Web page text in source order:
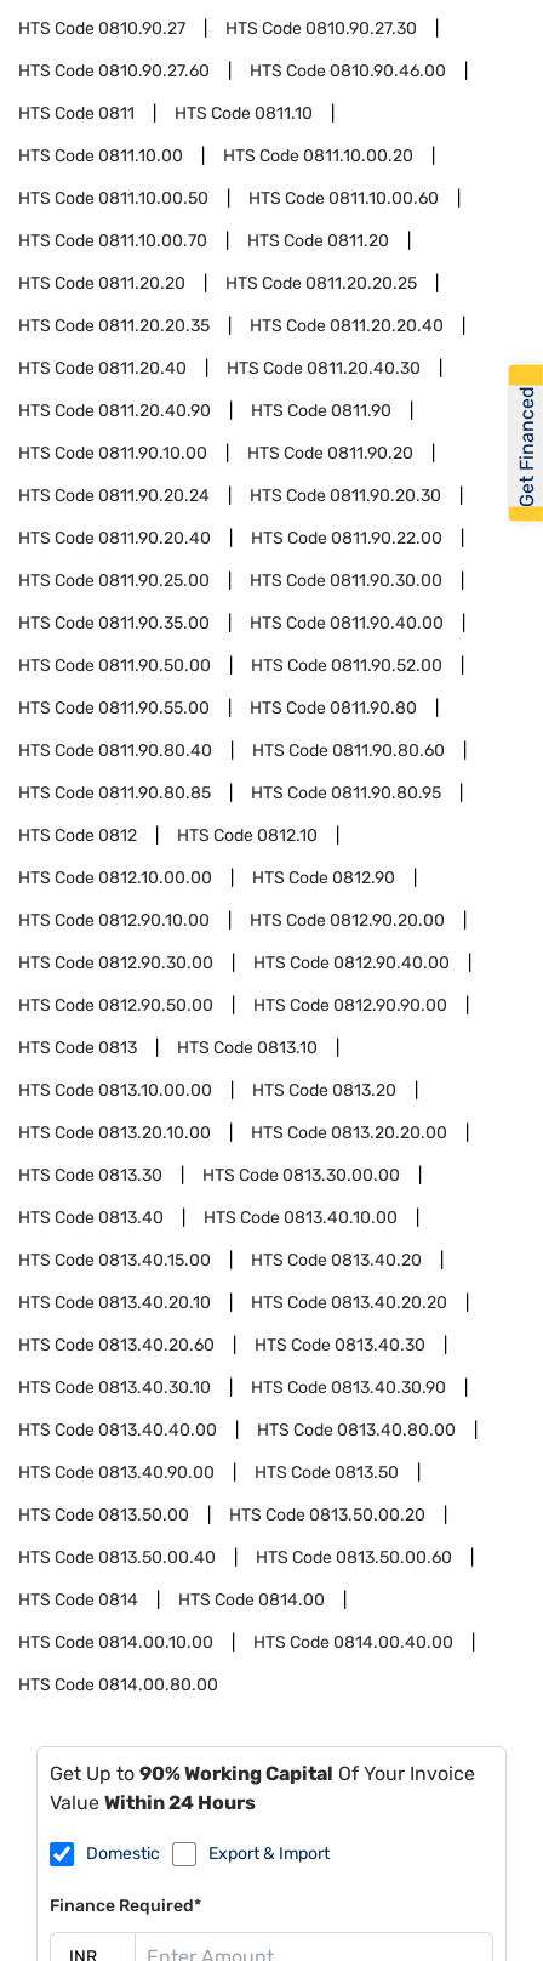
HTS Code0810.90.27 HTS Code0810.90.27.30
HTS Code0810.90.27.60 HTS Code0810.90.46.00
HTS Code0811 HTS Code0811.10
HTS Code0811.10.00 HTS Code0811.10.00.20
HTS Code0811.10.00.50 HTS Code0811.10.00.60
HTS Code0811.10.00.70 HTS Code0811.20
HTS Code0811.20.20 HTS Code0811.20.20.25
HTS Code0811.20.20.35 HTS Code0811.20.20.40
HTS Code0811.20.40 HTS Code0811.20.40.30
HTS Code0811.20.40.90 HTS Code0811.90
HTS Code0811.90.10.00 HTS Code0811.90.20
HTS Code0811.90.20.24 HTS Code0811.90.20.30
HTS Code0811.90.20.40 HTS Code0811.90.22.00
HTS Code0811.90.25.00 HTS Code0811.90.30.00
HTS Code0811.90.35.00 HTS Code0811.90.40.00
HTS Code0811.90.50.00 HTS Code0811.90.52.00
HTS Code0811.90.55.00 HTS Code0811.90.80
HTS Code0811.90.80.40 HTS Code0811.90.80.60
HTS Code0811.90.80.85 HTS Code0811.90.80.95
HTS Code0812 HTS Code0812.10
HTS Code0812.10.00.00 HTS Code0812.90
HTS Code0812.90.10.00 HTS Code0812.90.20.00
HTS Code0812.90.30.00 HTS Code0812.90.40.00
HTS Code0812.90.50.00 HTS Code0812.90.90.00
HTS Code0813 HTS Code0813.10
HTS Code0813.10.00.00 HTS Code0813.20
HTS Code0813.20.10.00 HTS Code0813.20.20.00
HTS Code0813.30 HTS Code0813.30.00.00
HTS Code0813.40 HTS Code0813.40.10.00
HTS Code0813.40.15.00 HTS Code0813.40.20
HTS Code0813.40.20.10 HTS Code0813.40.20.20
HTS Code0813.40.20.60 HTS Code0813.40.30
HTS Code0813.40.30.10 HTS Code0813.40.30.90
HTS Code0813.40.40.00 HTS Code0813.40.80.00
HTS Code0813.40.90.00 HTS Code0813.50
HTS Code0813.50.00 HTS Code0813.50.00.20
HTS Code0813.50.00.40 HTS Code0813.50.00.60
HTS Code0814 HTS Code0814.00
HTS Code0814.00.10.00 HTS Code0814.00.40.00
HTS Code0814.00.80.00
Get Up to 90% Working Capital Of Your Invoice
Value Within 24 Hours
Domestic Export & Import
Finance Required*
Get Financed